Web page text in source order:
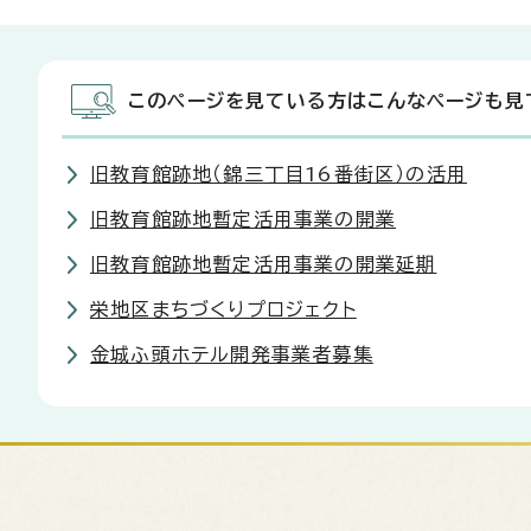
このページを見ている方はこんなページも見
旧教育館跡地（錦三丁目16番街区）の活用
旧教育館跡地暫定活用事業の開業
旧教育館跡地暫定活用事業の開業延期
栄地区まちづくりプロジェクト
金城ふ頭ホテル開発事業者募集